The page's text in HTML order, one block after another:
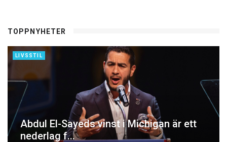
TOPPNYHETER
LIVSSTIL
Abdul El-Sayeds vinst i Michigan är ett
nederlag f...